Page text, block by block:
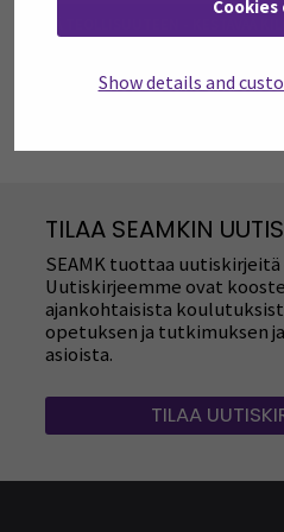
Cookies
Show details and
ÄLYKKÄÄT TEKNOLOGIAT
TILAA SEAMKIN
SEAMK tuottaa uutiskirjeitä
Uutiskirjeemme ovat
ajankohtaisista
opetuksen ja tutkimuksen
asioista.
TILAA